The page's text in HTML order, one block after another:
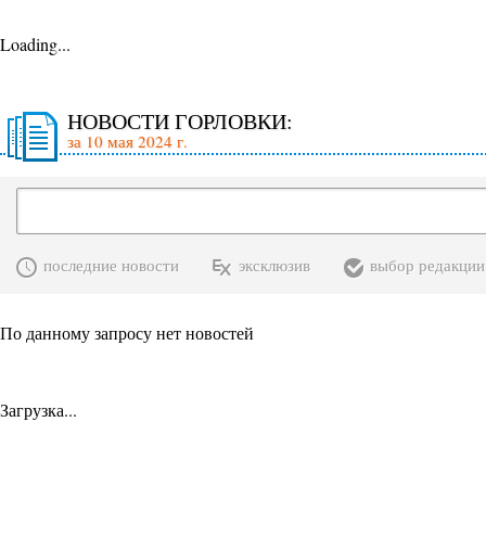
Loading...
НОВОСТИ ГОРЛОВКИ:
за 10 мая 2024 г.
последние новости эксклюзив выбор редакции
По данному запросу нет новостей
Загрузка...